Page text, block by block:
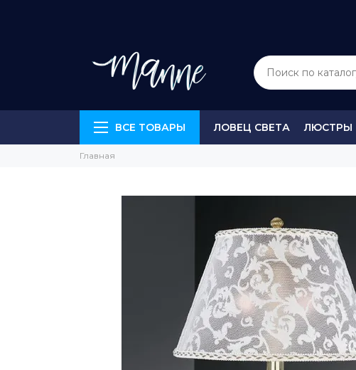
ВСЕ ТОВАРЫ ЛОВЕЦ СВЕТА ЛЮСТРЫ
Главная